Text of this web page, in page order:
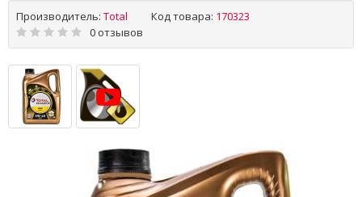
Производитель: Total Код товара: 170323
0 отзывов